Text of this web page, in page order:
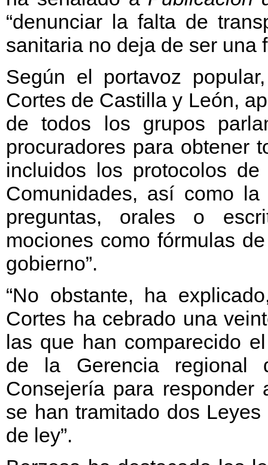
“denunciar la falta de
sanitaria no deja de ser una
Según el portavoz
Cortes de Castilla y León,
de todos los grupos
procuradores para obtener
incluidos los protocolos
Comunidades, así como
preguntas, orales o
mociones como fórmulas
gobierno”.
“No obstante, ha
Cortes ha cebrado una
las que han comparecido
de la Gerencia
Consejería para responder
se han tramitado dos
de ley”.